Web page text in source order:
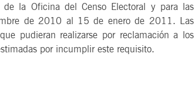
la Oficina del Censo Electoral y para las
de 2010 al 15 de enero de 2011. Las
pudieran realizarse por reclamación a los
por incumplir este requisito.